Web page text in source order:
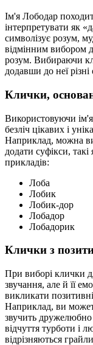
Ім'я Лободар
інтерпретувати як
символізує розум,
відмінним вибором
розум. Вибираючи
додавши до неї
Клички,
Використовуючи
безліч цікавих і
Наприклад, можна
додати суфікси,
прикладів:
Лоба
Лобик
Лобик-дор
Лобадор
Лобадорик
Клички з
При виборі клички
звучання, але й її
викликати
Наприклад, ви
звучить
відчуття турботи і
відрізняються